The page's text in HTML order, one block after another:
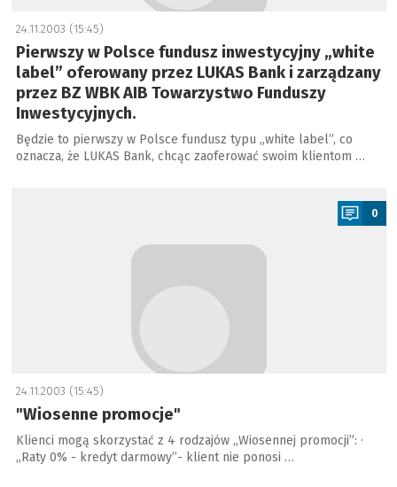
24.11.2003 (15:45)
Pierwszy w Polsce fundusz inwestycyjny „white
label” oferowany przez LUKAS Bank i zarządzany
przez BZ WBK AIB Towarzystwo Funduszy
Inwestycyjnych.
Będzie to pierwszy w Polsce fundusz typu „white label”, co
oznacza, że LUKAS Bank, chcąc zaoferować swoim klientom …
0
24.11.2003 (15:45)
"Wiosenne promocje"
Klienci mogą skorzystać z 4 rodzajów „Wiosennej promocji”: ·
„Raty 0% - kredyt darmowy”- klient nie ponosi …